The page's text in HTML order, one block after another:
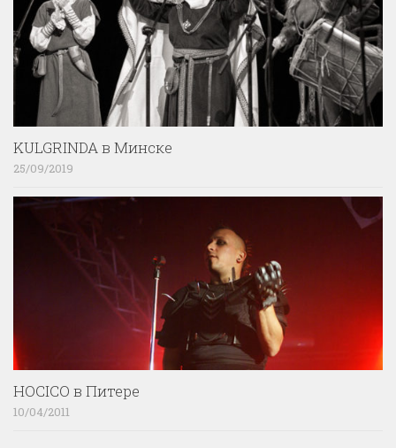
KULGRINDA в Минске
25/09/2019
HOCICO в Питере
10/04/2011